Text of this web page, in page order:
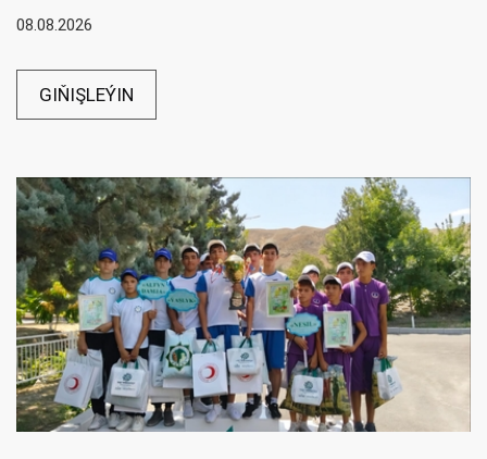
08.08.2026
GIŇIŞLEÝIN